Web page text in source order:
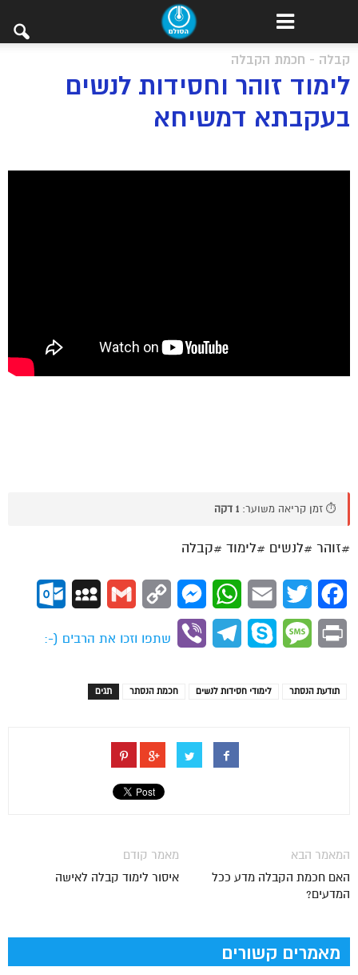
קבלה - חכמת הקבלה
לימוד זוהר וחסידות לנשים
בעקבתא דמשיחא
⏱️ זמן קריאה משוער: 1 דקה
#זוהר #לנשים #לימוד #קבלה
Facebook
Twitter
Email
WhatsApp
Messenger
Copy
Gmail
MySpace
Print
Message
Skype
Telegram
Viber
שתפו וזכו את הרבים (-:
תגים חכמת הנסתר לימודי חסידות לנשים תודעת הנסתר
מאמר קודם
איסור לימוד קבלה לאישה
המאמר הבא
האם חכמת הקבלה מדע ככל
המדעים?
מאמרים קשורים